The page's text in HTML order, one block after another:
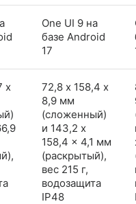
One UI 9 на
базе Android
17
х
72,8 х 158,4 х
8,9 мм
(сложенный)
и 143,2 x
158,4 x 4,1 мм
(раскрытый),
вес 215 г,
водозащита
IP48